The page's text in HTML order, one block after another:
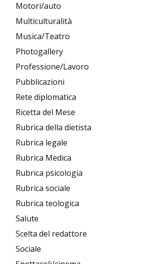
Motori/auto
Multiculturalità
Musica/Teatro
Photogallery
Professione/Lavoro
Pubblicazioni
Rete diplomatica
Ricetta del Mese
Rubrica della dietista
Rubrica legale
Rubrica Medica
Rubrica psicologia
Rubrica sociale
Rubrica teologica
Salute
Scelta del redattore
Sociale